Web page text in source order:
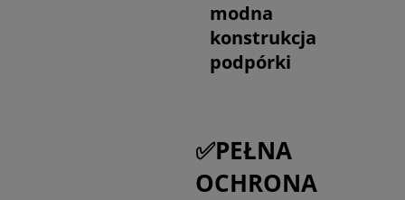
modna
konstrukcja
podpórki
✅PEŁNA
OCHRONA